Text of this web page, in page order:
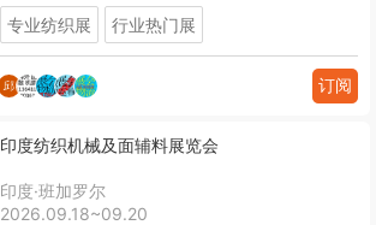
专业纺织展
行业热门展
订阅
印度纺织机械及面辅料展览会
印度·班加罗尔
2026.09.18~09.20